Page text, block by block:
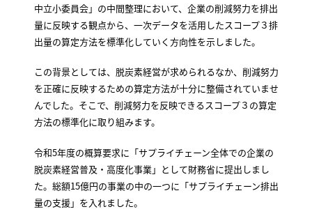
中立小委員会」の中間整理において、企業の削減努力を排出
量に反映する観点から、一次データを活用したスコープ３排
出量の算定方法を標準化していく方向性を示しました。
この背景としては、脱炭素経営が求められるなか、削減努力
を正確に反映するための算定方法が十分に整備されていませ
んでした。そこで、削減努力を反映できるスコープ３の算定
方法の標準化に取り組みます。
令和5年度の概算要求に「サプライチェーン全体での企業の
脱炭素経営普及・高度化事業」として財務省に提出しまし
た。総額15億円の事業の中の一つに「サプライチェーン排出
量の支援」を入れました。